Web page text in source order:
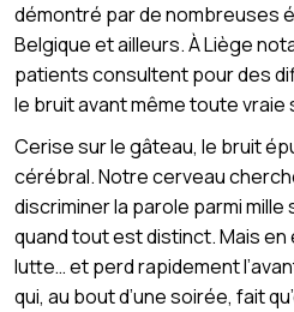
démontré par de nombreuses
Belgique et ailleurs. À Liège
patients consultent pour des
le bruit avant même toute vraie
Cerise sur le gâteau, le bruit
cérébral. Notre cerveau
discriminer la parole parmi mille
quand tout est distinct. Mais
lutte… et perd rapidement
qui, au bout d’une soirée, fait